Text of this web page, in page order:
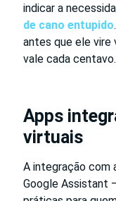
indicar a
de cano entupido
antes que ele
vale cada centavo.
Apps
virtuais
A integração com
Google Assistant